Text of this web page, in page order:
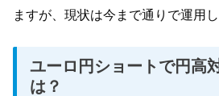
ますが、現状は今まで通りで運用し
ユーロ円ショートで円高
は？